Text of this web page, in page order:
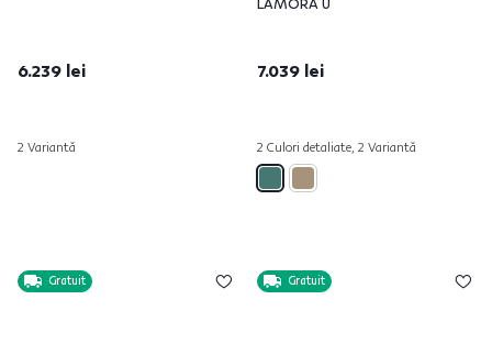
6.239 lei
2 Variantă
7.039 lei
2 Culori detaliate, 2 Variantă
Gratuit Gratuit